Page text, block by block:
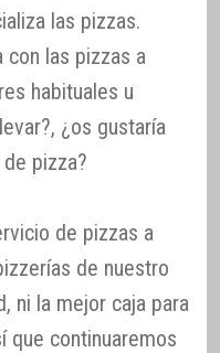
las pizzas.
con las pizzas a
habituales u
¿os gustaría
pizza?
de pizzas a
de nuestro
ni la mejor caja para
que continuaremos